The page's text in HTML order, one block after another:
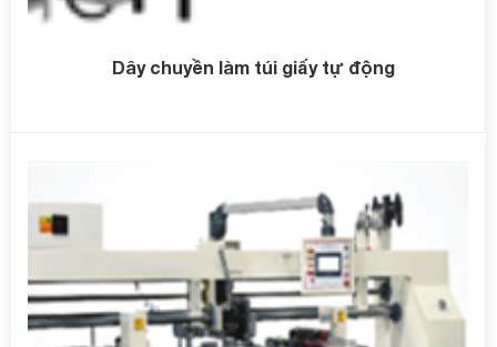
Dây chuyền làm túi giấy tự động